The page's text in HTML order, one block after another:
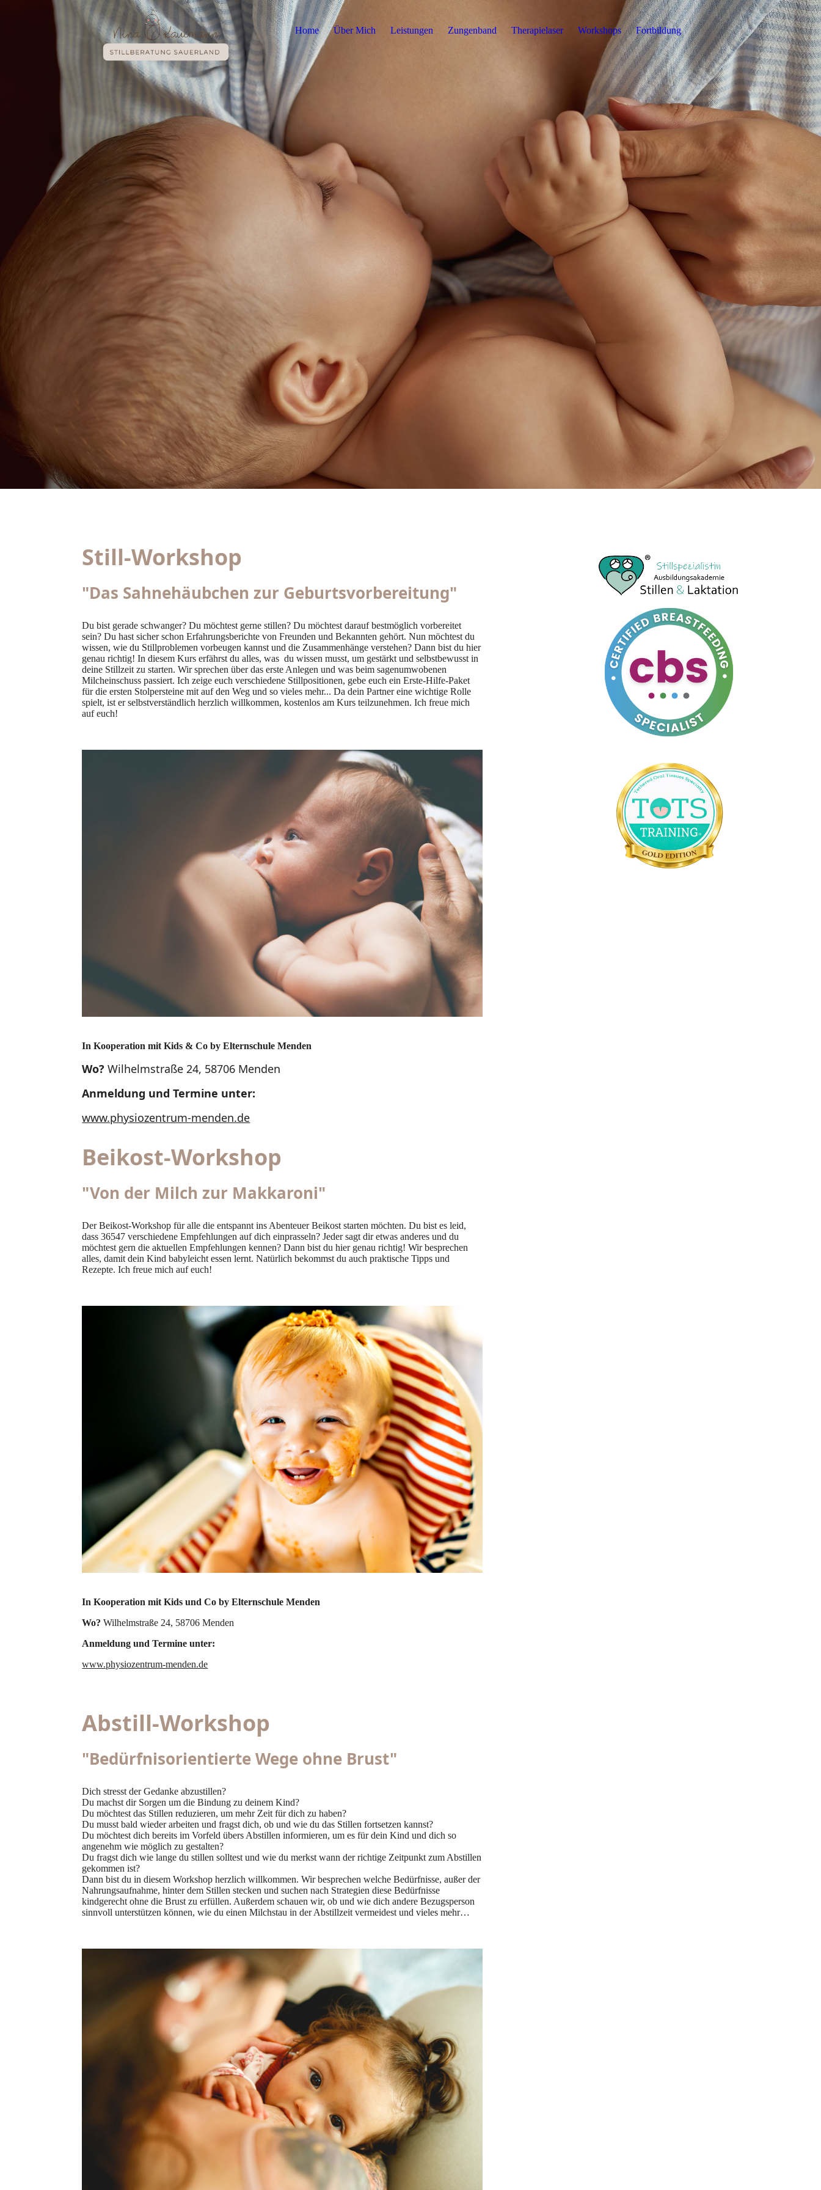
Home Über Mich Leistungen Zungenband Therapielaser Workshops Fortbildung
Still-Workshop
"Das Sahnehäubchen zur Geburtsvorbereitung"
Du bist gerade schwanger? Du möchtest gerne stillen? Du möchtest darauf bestmöglich vorbereitet
sein? Du hast sicher schon Erfahrungsberichte von Freunden und Bekannten gehört. Nun möchtest du
wissen, wie du Stillproblemen vorbeugen kannst und die Zusammenhänge verstehen? Dann bist du hier
genau richtig! In diesem Kurs erfährst du alles, was du wissen musst, um gestärkt und selbstbewusst in
deine Stillzeit zu starten. Wir sprechen über das erste Anlegen und was beim sagenumwobenen
Milcheinschuss passiert. Ich zeige euch verschiedene Stillpositionen, gebe euch ein Erste-Hilfe-Paket
für die ersten Stolpersteine mit auf den Weg und so vieles mehr... Da dein Partner eine wichtige Rolle
spielt, ist er selbstverständlich herzlich willkommen, kostenlos am Kurs teilzunehmen. Ich freue mich
auf euch!
In Kooperation mit Kids & Co by Elternschule Menden
Wo? Wilhelmstraße 24, 58706 Menden
Anmeldung und Termine unter:
www.physiozentrum-menden.de
Beikost-Workshop
"Von der Milch zur Makkaroni"
Der Beikost-Workshop für alle die entspannt ins Abenteuer Beikost starten möchten. Du bist es leid,
dass 36547 verschiedene Empfehlungen auf dich einprasseln? Jeder sagt dir etwas anderes und du
möchtest gern die aktuellen Empfehlungen kennen? Dann bist du hier genau richtig! Wir besprechen
alles, damit dein Kind babyleicht essen lernt. Natürlich bekommst du auch praktische Tipps und
Rezepte. Ich freue mich auf euch!
In Kooperation mit Kids und Co by Elternschule Menden
Wo?Wilhelmstraße 24, 58706 Menden
Anmeldung und Termine unter:
www.physiozentrum-menden.de
Abstill-Workshop
"Bedürfnisorientierte Wege ohne Brust"
Dich stresst der Gedanke abzustillen?
Du machst dir Sorgen um die Bindung zu deinem Kind?
Du möchtest das Stillen reduzieren, um mehr Zeit für dich zu haben?
Du musst bald wieder arbeiten und fragst dich, ob und wie du das Stillen fortsetzen kannst?
Du möchtest dich bereits im Vorfeld übers Abstillen informieren, um es für dein Kind und dich so
angenehm wie möglich zu gestalten?
Du fragst dich wie lange du stillen solltest und wie du merkst wann der richtige Zeitpunkt zum Abstillen
gekommen ist?
Dann bist du in diesem Workshop herzlich willkommen. Wir besprechen welche Bedürfnisse, außer der
Nahrungsaufnahme, hinter dem Stillen stecken und suchen nach Strategien diese Bedürfnisse
kindgerecht ohne die Brust zu erfüllen. Außerdem schauen wir, ob und wie dich andere Bezugsperson
sinnvoll unterstützen können, wie du einen Milchstau in der Abstillzeit vermeidest und vieles mehr…